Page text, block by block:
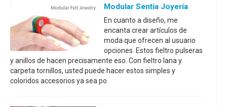
Modular Sentía Joyería
En cuanto a diseño, me
encanta crear artículos de
moda que ofrecen al usuario
opciones. Estos fieltro pulseras
y anillos de hacen precisamente eso. Con fieltro lana y
carpeta tornillos, usted puede hacer estos simples y
coloridos accesorios ya sea po